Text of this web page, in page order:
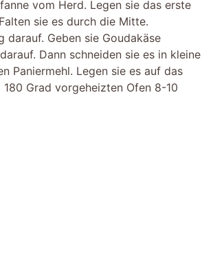
vom Herd. Legen sie das erste
sie es durch die Mitte.
darauf. Geben sie Goudakäse
Dann schneiden sie es in kleine
Paniermehl. Legen sie es auf das
Grad vorgeheizten Ofen 8-10